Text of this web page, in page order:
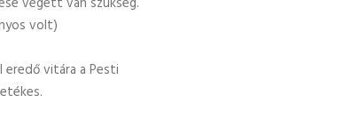
volt)
vitára a Pesti